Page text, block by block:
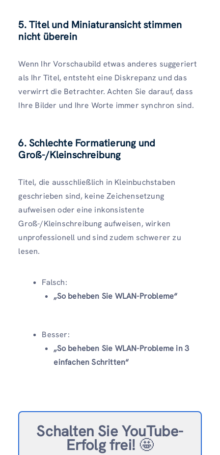
5. Titel und Miniaturansicht stimmen
nicht überein
Wenn Ihr Vorschaubild etwas anderes suggeriert
als Ihr Titel, entsteht eine Diskrepanz und das
verwirrt die Betrachter. Achten Sie darauf, dass
Ihre Bilder und Ihre Worte immer synchron sind.
6. Schlechte Formatierung und
Groß-/Kleinschreibung
Titel, die ausschließlich in Kleinbuchstaben
geschrieben sind, keine Zeichensetzung
aufweisen oder eine inkonsistente
Groß-/Kleinschreibung aufweisen, wirken
unprofessionell und sind zudem schwerer zu
lesen.
Falsch:
„So beheben Sie WLAN-Probleme“
Besser:
„So beheben Sie WLAN-Probleme in 3
einfachen Schritten“
Schalten Sie YouTube-
Erfolg frei! 🤩